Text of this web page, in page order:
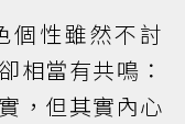
個性雖然不討
相當有共鳴：
，但其實內心